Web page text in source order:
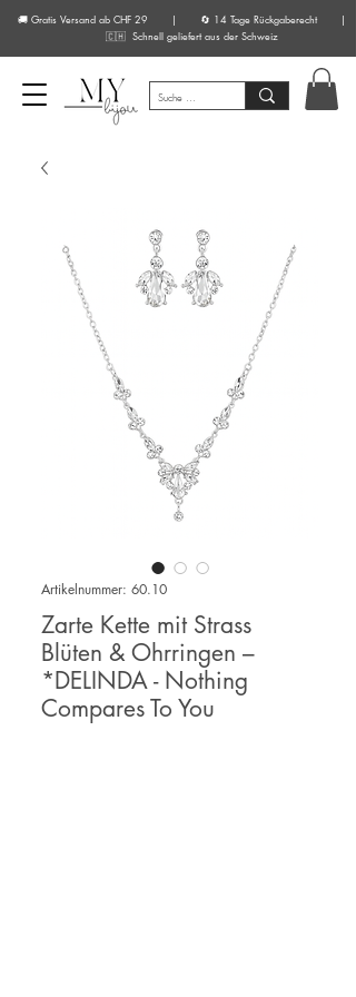
🚚 Gratis Versand ab CHF 29 | 🔄 14 Tage Rückgaberecht |
🇨🇭 Schnell geliefert aus der Schweiz
Artikelnummer: 60.10
Zarte Kette mit Strass
Blüten & Ohrringen –
*DELINDA - Nothing
Compares To You